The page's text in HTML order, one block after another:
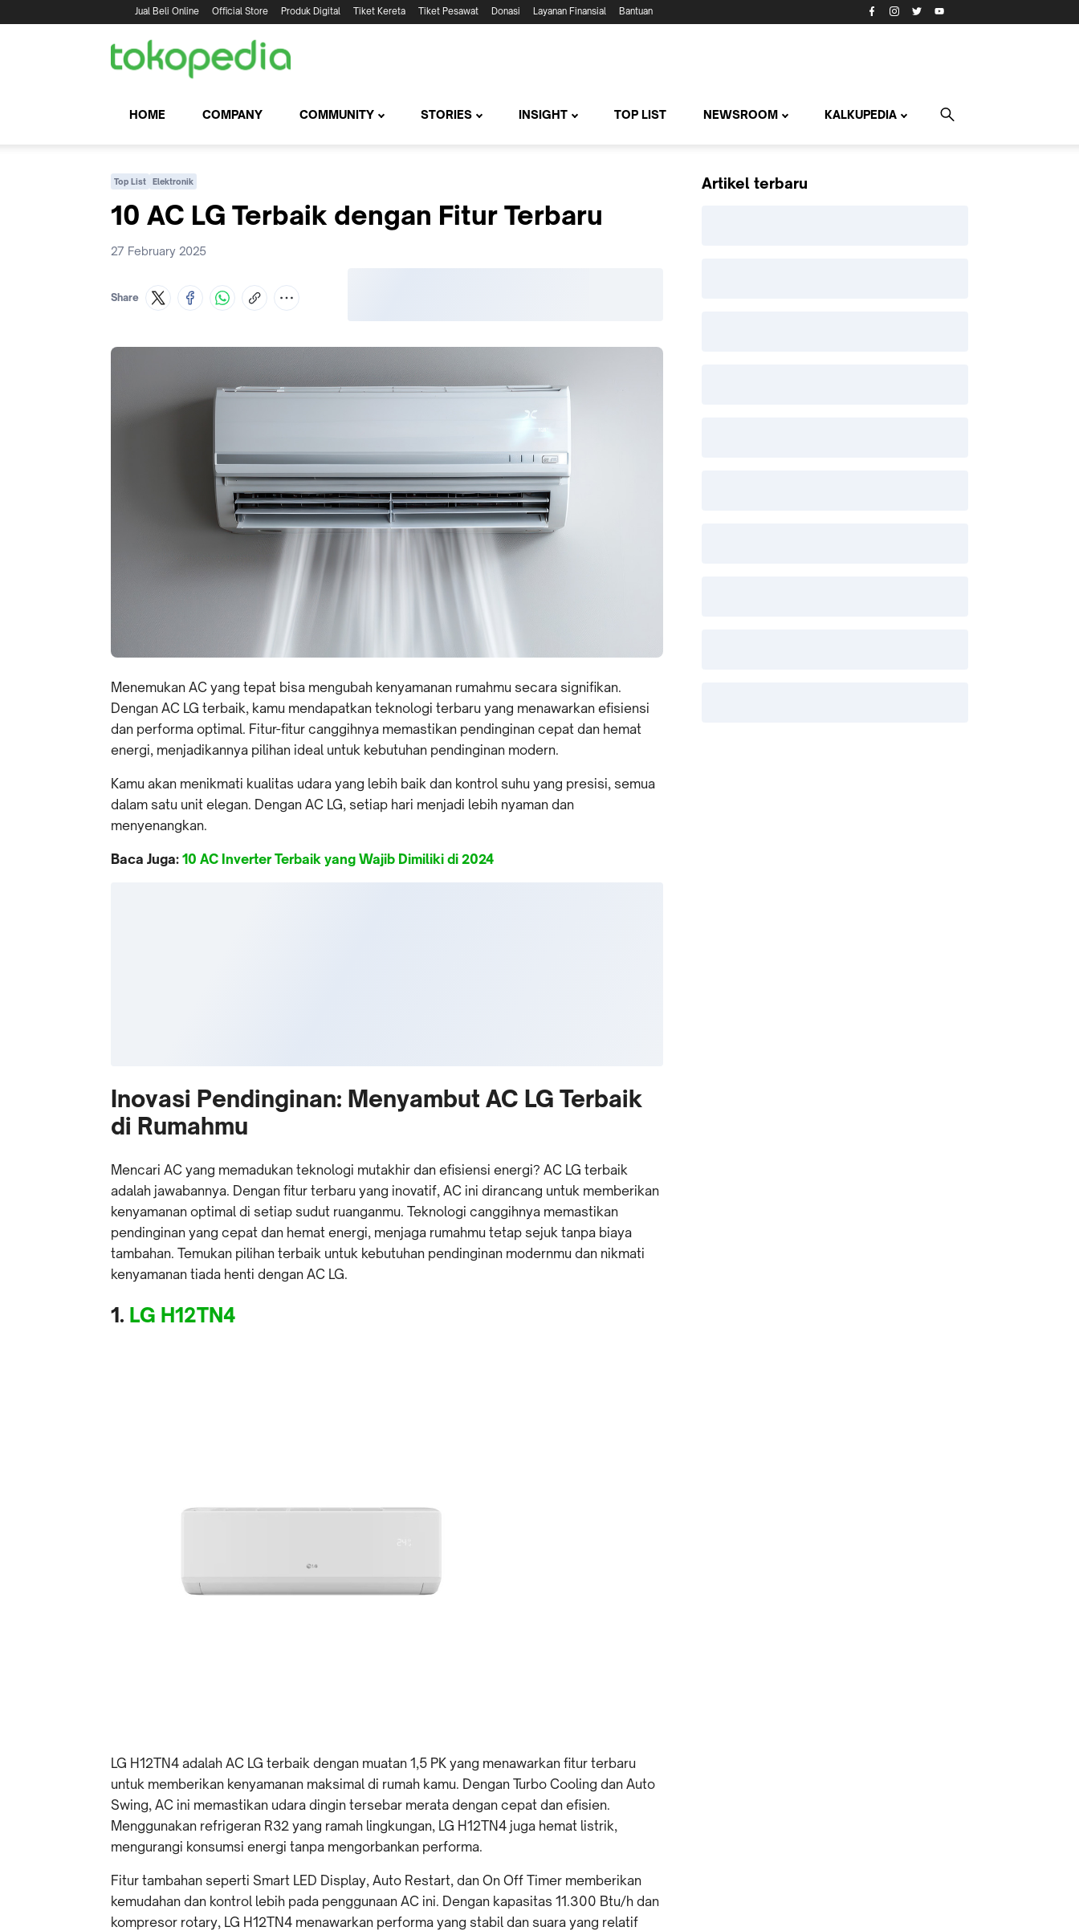
Jual Beli Online Official Store Produk Digital Tiket Kereta Tiket Pesawat Donasi Layanan Finansial Bantuan
HOME COMPANY COMMUNITY STORIES INSIGHT TOP LIST NEWSROOM KALKUPEDIA
Top List Elektronik
10 AC LG Terbaik dengan Fitur Terbaru
27 February 2025
Share
Menemukan AC yang tepat bisa mengubah kenyamanan rumahmu secara signifikan.
Dengan AC LG terbaik, kamu mendapatkan teknologi terbaru yang menawarkan efisiensi
dan performa optimal. Fitur-fitur canggihnya memastikan pendinginan cepat dan hemat
energi, menjadikannya pilihan ideal untuk kebutuhan pendinginan modern.
Kamu akan menikmati kualitas udara yang lebih baik dan kontrol suhu yang presisi, semua
dalam satu unit elegan. Dengan AC LG, setiap hari menjadi lebih nyaman dan
menyenangkan.
Baca Juga: 10 AC Inverter Terbaik yang Wajib Dimiliki di 2024
Inovasi Pendinginan: Menyambut AC LG Terbaik
di Rumahmu
Mencari AC yang memadukan teknologi mutakhir dan efisiensi energi? AC LG terbaik
adalah jawabannya. Dengan fitur terbaru yang inovatif, AC ini dirancang untuk memberikan
kenyamanan optimal di setiap sudut ruanganmu. Teknologi canggihnya memastikan
pendinginan yang cepat dan hemat energi, menjaga rumahmu tetap sejuk tanpa biaya
tambahan. Temukan pilihan terbaik untuk kebutuhan pendinginan modernmu dan nikmati
kenyamanan tiada henti dengan AC LG.
1. LG H12TN4
LG H12TN4 adalah AC LG terbaik dengan muatan 1,5 PK yang menawarkan fitur terbaru
untuk memberikan kenyamanan maksimal di rumah kamu. Dengan Turbo Cooling dan Auto
Swing, AC ini memastikan udara dingin tersebar merata dengan cepat dan efisien.
Menggunakan refrigeran R32 yang ramah lingkungan, LG H12TN4 juga hemat listrik,
mengurangi konsumsi energi tanpa mengorbankan performa.
Fitur tambahan seperti Smart LED Display, Auto Restart, dan On Off Timer memberikan
kemudahan dan kontrol lebih pada penggunaan AC ini. Dengan kapasitas 11.300 Btu/h dan
kompresor rotary, LG H12TN4 menawarkan performa yang stabil dan suara yang relatif
Artikel terbaru